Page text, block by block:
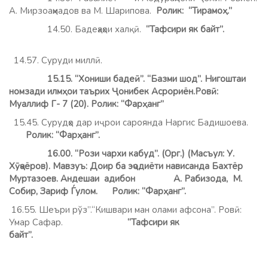
А. Мирзоаҳмадов ва М. Шарипова. Ролик: “Тирамоҳ.”
14.50. Бадеҳаҳои халқӣ. “Тафсири як байт”.
14.57. Суруди миллӣ.
15.15. “Хониши бадеӣ”. “Базми шод”. Нигоштаи
номзади илмҳои таърих Ҷонибек Асрориён.Ровӣ:
Муаллиф Г- 7 (20). Ролик: “Фарҳанг”
15.45. Сурудҳо дар иҷрои сароянда Наргис Бадишоева.
Ролик: “Фарҳанг”.
16.00. “Рози чархи кабуд”. (Орг.) (Масъул: У.
Хӯҷаёров). Мавзуъ: Доир ба эҷодиёти нависанда Бахтёр
Муртазоев. Андешаи адибон А. Рабизода, М.
Собир, Зариф Ѓулом. Ролик: “Фарҳанг”.
16.55. Шеъри рўз”.“Кишвари ман олами афсона”. Ровӣ:
Умар Сафар.
“Тафсири як
байт”.